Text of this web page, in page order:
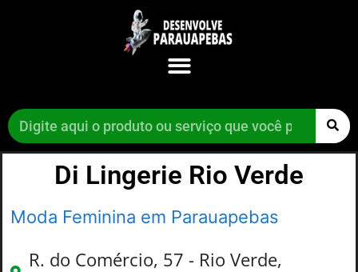
Di Lingerie Rio Verde
Moda Feminina em Parauapebas
R. do Comércio, 57 - Rio Verde,